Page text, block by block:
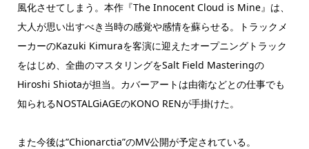
風化させてしまう。本作『The Innocent Cloud is Mine』は、
大人が思い出すべき当時の感覚や感情を蘇らせる。トラックメ
ーカーのKazuki Kimuraを客演に迎えたオープニングトラック
をはじめ、全曲のマスタリングをSalt Field Masteringの
Hiroshi Shiotaが担当。カバーアートは由衛などとの仕事でも
知られるNOSTALGiAGEのKONO RENが手掛けた。
また今後は”Chionarctia”のMV公開が予定されている。